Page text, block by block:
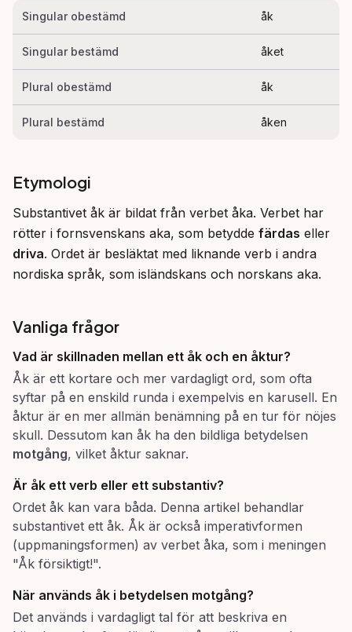
Singular obestämd åk
Singular bestämd åket
Plural obestämd åk
Plural bestämd åken
Etymologi
Substantivet åk är bildat från verbet åka. Verbet har
rötter i fornsvenskans aka, som betydde färdas
driva. Ordet är besläktat med liknande verb i andra
nordiska språk, som isländskans och norskans aka.
Vanliga frågor
Vad är skillnaden mellan ett åk och en åktur?
Åk är ett kortare och mer vardagligt ord, som ofta
syftar på en enskild runda i exempelvis en karusell. En
åktur är en mer allmän benämning på en tur för nöjes
skull. Dessutom kan åk ha den bildliga betydelsen
motgång, vilket åktur saknar.
Är åk ett verb eller ett substantiv?
Ordet åk kan vara båda. Denna artikel behandlar
substantivet ett åk. Åk är också imperativformen
(uppmaningsformen) av verbet åka, som i meningen
"Åk försiktigt!".
När används åk i betydelsen motgång?
Det används i vardagligt tal för att beskriva en